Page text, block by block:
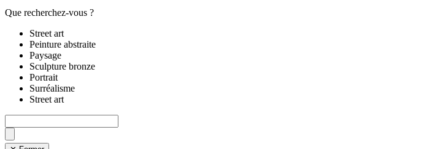
Que recherchez-vous ?
Street art
Peinture abstraite
Paysage
Sculpture bronze
Portrait
Surréalisme
Street art